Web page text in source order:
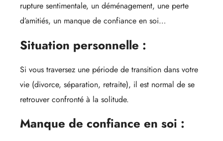
rupture sentimentale, un déménagement, une perte
d’amitiés, un manque de confiance en soi…
Situation personnelle :
Si vous traversez une période de transition dans votre
vie (divorce, séparation, retraite), il est normal de se
retrouver confronté à la solitude.
Manque de confiance en soi :